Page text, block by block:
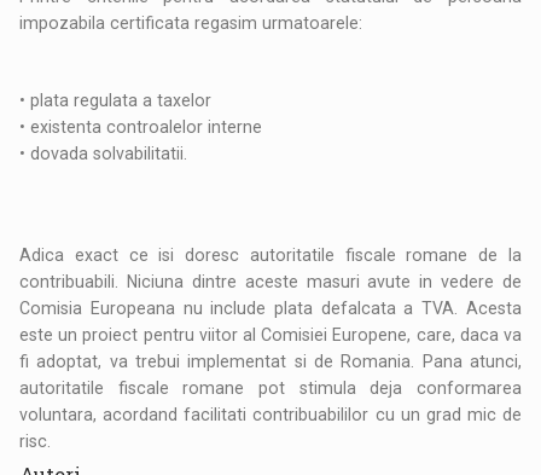
impozabila certificata regasim urmatoarele:
• plata regulata a taxelor
• existenta controalelor interne
• dovada solvabilitatii.
Adica exact ce isi doresc autoritatile fiscale romane de la
contribuabili. Niciuna dintre aceste masuri avute in vedere de
Comisia Europeana nu include plata defalcata a TVA. Acesta
este un proiect pentru viitor al Comisiei Europene, care, daca va
fi adoptat, va trebui implementat si de Romania. Pana atunci,
autoritatile fiscale romane pot stimula deja conformarea
voluntara, acordand facilitati contribuabililor cu un grad mic de
risc.